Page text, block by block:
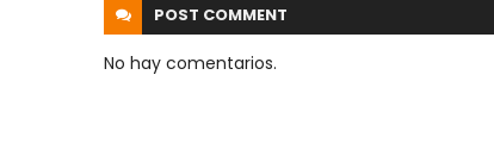
POST COMMENT
No hay comentarios.